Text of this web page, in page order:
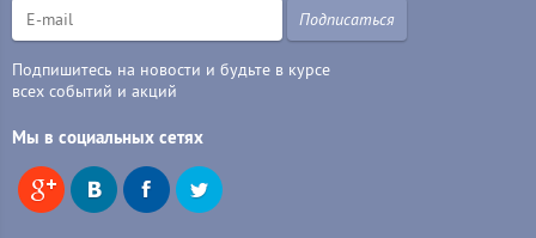
Подписаться
Подпишитесь на новости и будьте в курсе
всех событий и акций
Мы в социальных сетях